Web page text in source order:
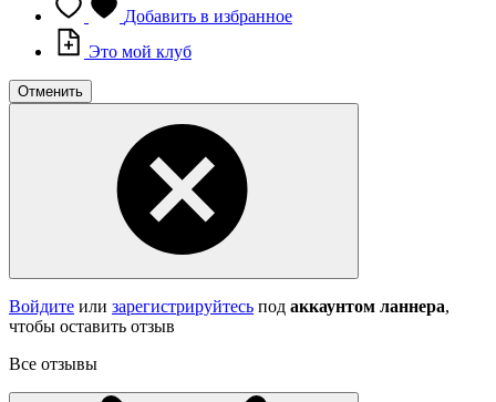
Добавить в избранное
Это мой клуб
Отменить
Войдите или зарегистрируйтесь под аккаунтом ланнера,
чтобы оставить отзыв
Все отзывы